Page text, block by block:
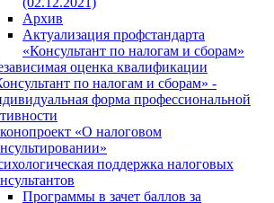
Архив
Актуализация профстандарта
«Консультант по налогам и сборам»
оценка квалификации
по налогам и сборам» -
форма профессиональной
«О налоговом
поддержка налоговых
Программы в зачет баллов за